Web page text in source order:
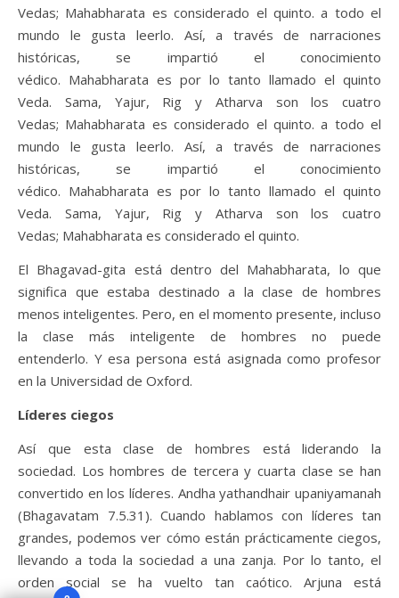
Vedas; Mahabharata es considerado el quinto. a todo el
mundo le gusta leerlo. Así, a través de narraciones
históricas, se impartió el conocimiento
védico. Mahabharata es por lo tanto llamado el quinto
Veda. Sama, Yajur, Rig y Atharva son los cuatro
Vedas; Mahabharata es considerado el quinto. a todo el
mundo le gusta leerlo. Así, a través de narraciones
históricas, se impartió el conocimiento
védico. Mahabharata es por lo tanto llamado el quinto
Veda. Sama, Yajur, Rig y Atharva son los cuatro
Vedas; Mahabharata es considerado el quinto.
El Bhagavad-gita está dentro del Mahabharata, lo que
significa que estaba destinado a la clase de hombres
menos inteligentes. Pero, en el momento presente, incluso
la clase más inteligente de hombres no puede
entenderlo. Y esa persona está asignada como profesor
en la Universidad de Oxford.
Líderes ciegos
Así que esta clase de hombres está liderando la
sociedad. Los hombres de tercera y cuarta clase se han
convertido en los líderes. Andha yathandhair upaniyamanah
(Bhagavatam 7.5.31). Cuando hablamos con líderes tan
grandes, podemos ver cómo están prácticamente ciegos,
llevando a toda la sociedad a una zanja. Por lo tanto, el
orden social se ha vuelto tan caótico. Arjuna está